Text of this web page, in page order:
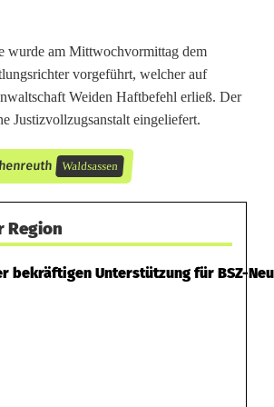
wurde am Mittwochvormittag dem
vorgeführt, welcher auf
Weiden Haftbefehl erließ. Der
Justizvollzugsanstalt eingeliefert.
Waldsassen
Region